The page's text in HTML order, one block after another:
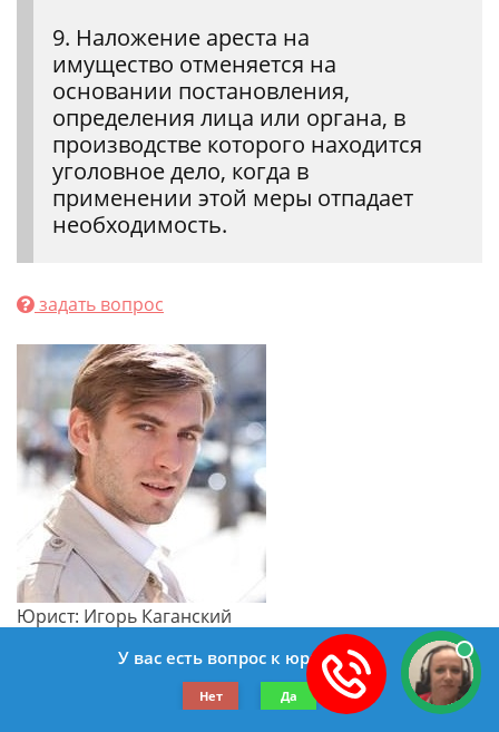
9. Наложение ареста на
имущество отменяется на
основании постановления,
определения лица или органа, в
производстве которого находится
уголовное дело, когда в
применении этой меры отпадает
необходимость.
задать вопрос
Юрист: Игорь Каганский
Статья 115. Наложение ареста на
У вас есть вопрос к юристу?
Нет Да